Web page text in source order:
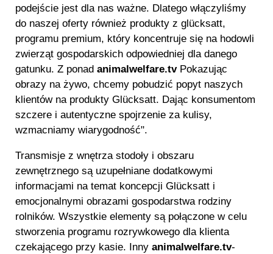
podejście jest dla nas ważne. Dlatego włączyliśmy
do naszej oferty również produkty z glücksatt,
programu premium, który koncentruje się na hodowli
zwierząt gospodarskich odpowiedniej dla danego
gatunku. Z ponad animalwelfare.tvPokazując
obrazy na żywo, chcemy pobudzić popyt naszych
klientów na produkty Glücksatt. Dając konsumentom
szczere i autentyczne spojrzenie za kulisy,
wzmacniamy wiarygodność".
Transmisje z wnętrza stodoły i obszaru
zewnętrznego są uzupełniane dodatkowymi
informacjami na temat koncepcji Glücksatt i
emocjonalnymi obrazami gospodarstwa rodziny
rolników. Wszystkie elementy są połączone w celu
stworzenia programu rozrywkowego dla klienta
czekającego przy kasie. Inny animalwelfare.tv-